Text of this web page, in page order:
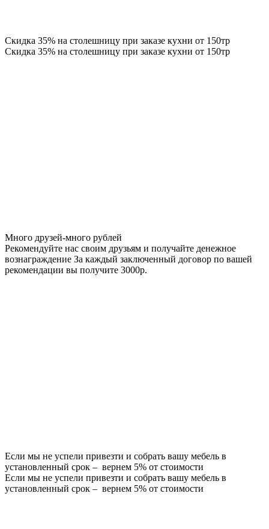
Скидка 35% на столешницу при заказе кухни от 150тр
Скидка 35% на столешницу при заказе кухни от 150тр
Много друзей-много рублей
Рекомендуйте нас своим друзьям и получайте денежное
вознаграждение За каждый заключенный договор по вашей
рекомендации вы получите 3000р.
Если мы не успели привезти и собрать вашу мебель в
установленный срок – вернем 5% от стоимости
Если мы не успели привезти и собрать вашу мебель в
установленный срок – вернем 5% от стоимости